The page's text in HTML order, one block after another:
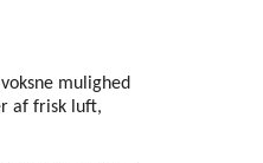
LOG IND
mulighed
af frisk luft,